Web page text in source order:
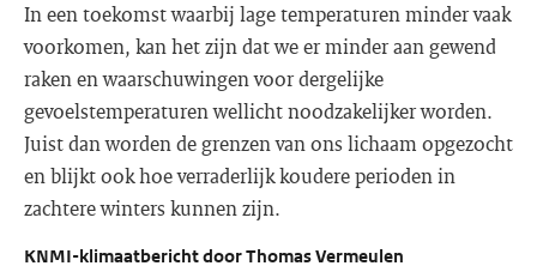
In een toekomst waarbij lage temperaturen minder vaak
voorkomen, kan het zijn dat we er minder aan gewend
raken en waarschuwingen voor dergelijke
gevoelstemperaturen wellicht noodzakelijker worden.
Juist dan worden de grenzen van ons lichaam opgezocht
en blijkt ook hoe verraderlijk koudere perioden in
zachtere winters kunnen zijn.
KNMI-klimaatbericht door Thomas Vermeulen